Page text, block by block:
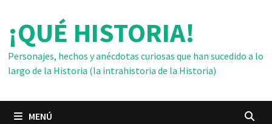
contenido
¡QUÉ HISTORIA!
Personajes, hechos y anécdotas curiosas que han sucedido a lo
largo de la Historia (la intrahistoria de la Historia)
MENÚ